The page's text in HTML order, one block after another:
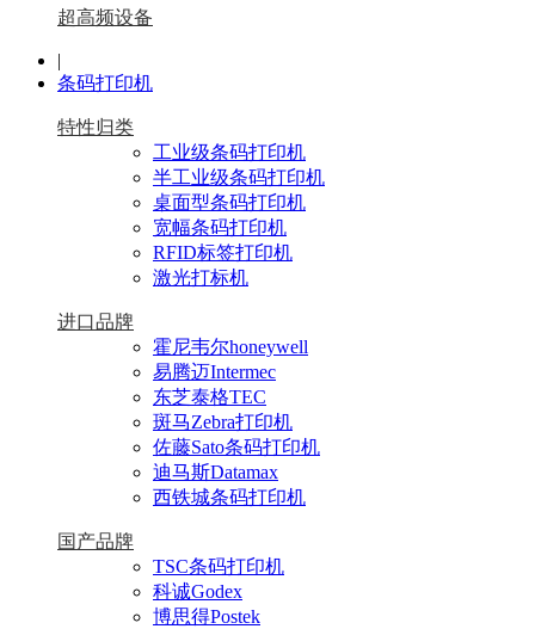
超高频设备
|
条码打印机
特性归类
工业级条码打印机
半工业级条码打印机
桌面型条码打印机
宽幅条码打印机
RFID标签打印机
激光打标机
进口品牌
霍尼韦尔honeywell
易腾迈Intermec
东芝泰格TEC
斑马Zebra打印机
佐藤Sato条码打印机
迪马斯Datamax
西铁城条码打印机
国产品牌
TSC条码打印机
科诚Godex
博思得Postek